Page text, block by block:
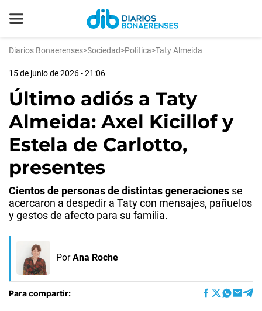
Diarios Bonaerenses>Sociedad>Política>Taty Almeida
15 de junio de 2026 - 21:06
Último adiós a Taty
Almeida: Axel Kicillof y
Estela de Carlotto,
presentes
Cientos de personas de distintas generaciones se
acercaron a despedir a Taty con mensajes, pañuelos
y gestos de afecto para su familia.
Por Ana Roche
Para compartir: